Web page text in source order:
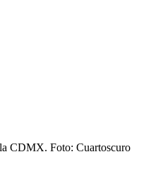
CDMX. Foto: Cuartoscuro